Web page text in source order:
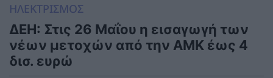
ΗΛΕΚΤΡΙΣΜΟΣ
ΔΕΗ: Στις 26 Μαΐου η εισαγωγή των
νέων μετοχών από την ΑΜΚ έως 4
δισ. ευρώ